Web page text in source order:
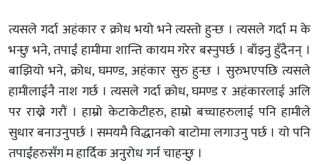
त्यसले गर्दा अहंकार र क्रोध भयो भने त्यस्तो हुन्छ । त्यसले गर्दा म के
भन्छु भने, तपाईं हामीमा शान्ति कायम गरेर बस्नुपर्छ । बाँझ्नु हुँदैनन् ।
बाझियो भने, क्रोध, घमण्ड, अहंकार सुरु हुन्छ । सुरुभएपछि त्यसले
हामीलाईनै नाश गर्छ । त्यसले गर्दा क्रोध, घमण्ड र अहंकारलाई अलि
पर राख्ने गरौं । हाम्रो केटाकेटीहरु, हाम्रो बच्चाहरुलाई पनि हामीले
सुधार बनाउनुपर्छ । समयमै विद्धानको बाटोमा लगाउनु पर्छ । यो पनि
तपाईंहरुसँग म हार्दिक अनुरोध गर्न चाहन्छु ।